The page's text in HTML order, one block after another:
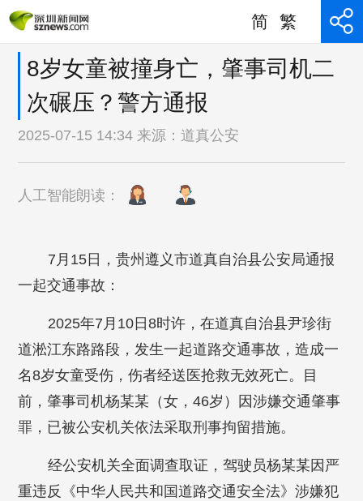
简 繁
8岁女童被撞身亡，肇事司机二
次碾压？警方通报
2025-07-15 14:34 来源：道真公安
人工智能朗读：
7月15日，贵州遵义市道真自治县公安局通报
一起交通事故：
2025年7月10日8时许，在道真自治县尹珍街
道淞江东路路段，发生一起道路交通事故，造成一
名8岁女童受伤，伤者经送医抢救无效死亡。目
前，肇事司机杨某某（女，46岁）因涉嫌交通肇事
罪，已被公安机关依法采取刑事拘留措施。
经公安机关全面调查取证，驾驶员杨某某因严
重违反《中华人民共和国道路交通安全法》涉嫌犯